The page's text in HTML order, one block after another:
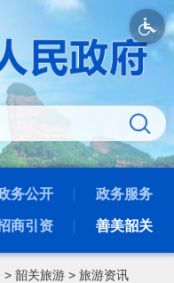
务公开 政务服务
商引资 善美韶关
> 韶关旅游> 旅游资讯